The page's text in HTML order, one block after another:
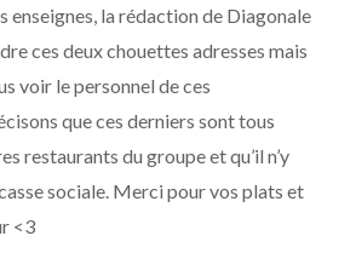
enseignes, la rédaction de Diagonale
ces deux chouettes adresses mais
voir le personnel de ces
que ces derniers sont tous
restaurants du groupe et qu’il n’y
sociale. Merci pour vos plats et
<3